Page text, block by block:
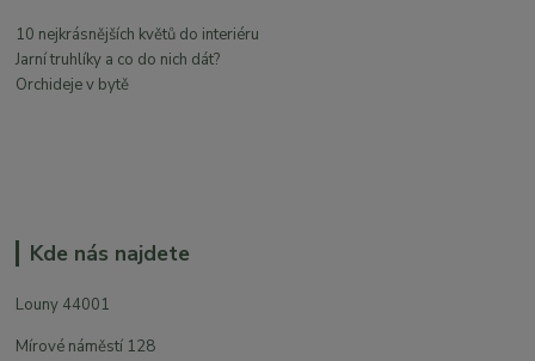
10 nejkrásnějších květů do interiéru
Jarní truhlíky a co do nich dát?
Orchideje v bytě
Kde nás najdete
Louny 44001
Mírové náměstí 128